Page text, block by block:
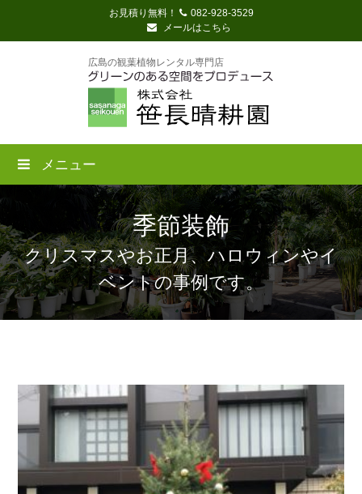
お見積り無料！
082-928-3529
メールはこちら
広島の観葉植物レンタル専門店
メニュー
季節装飾
クリスマスやお正月、ハロウィンやイ
ベントの事例です。